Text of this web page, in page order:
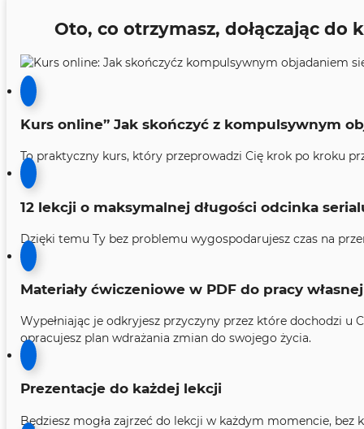
Oto, co otrzymasz, dołączając do
Kurs online” Jak skończyć z kompulsywnym
To praktyczny kurs, który przeprowadzi Cię krok po kroku
12 lekcji o maksymalnej długości odcinka
Dzięki temu Ty bez problemu wygospodarujesz czas na
Materiały ćwiczeniowe w PDF do pracy własnej
Wypełniając je odkryjesz przyczyny przez które dochodzi u
opracujesz plan wdrażania zmian do swojego życia.
Prezentacje do każdej lekcji
Będziesz mogła zajrzeć do lekcji w każdym momencie, bez